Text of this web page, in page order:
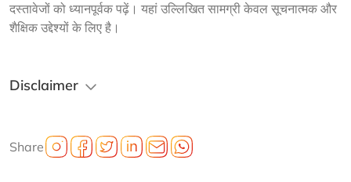
दस्तावेजों को ध्यानपूर्वक पढ़ें। यहां उल्लिखित सामग्री केवल सूचनात्मक और
शैक्षिक उद्देश्यों के लिए है।
Disclaimer
Share